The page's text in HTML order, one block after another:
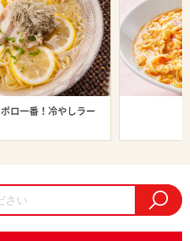
ロ一番！冷やしラー